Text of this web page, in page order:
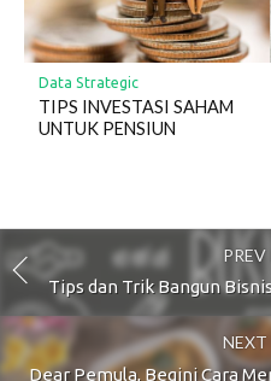
Data Strategic
TIPS INVESTASI SAHAM
UNTUK PENSIUN
Tips dan Trik Bangun
Dear Pemula, Begini Cara